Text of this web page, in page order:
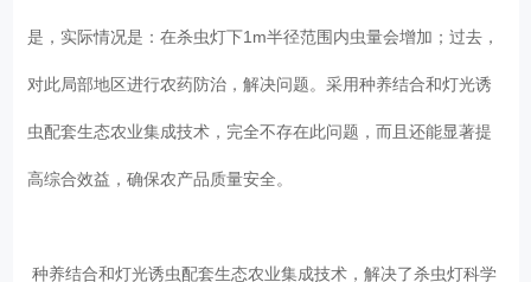
是，实际情况是：在杀虫灯下1m半径范围内虫量会增加；过去，
对此局部地区进行农药防治，解决问题。采用种养结合和灯光诱
虫配套生态农业集成技术，完全不存在此问题，而且还能显著提
高综合效益，确保农产品质量安全。
种养结合和灯光诱虫配套生态农业集成技术，解决了杀虫灯科学